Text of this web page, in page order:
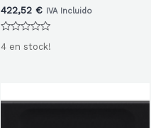
422,52 € IVA Incluido
con
4 en stock!